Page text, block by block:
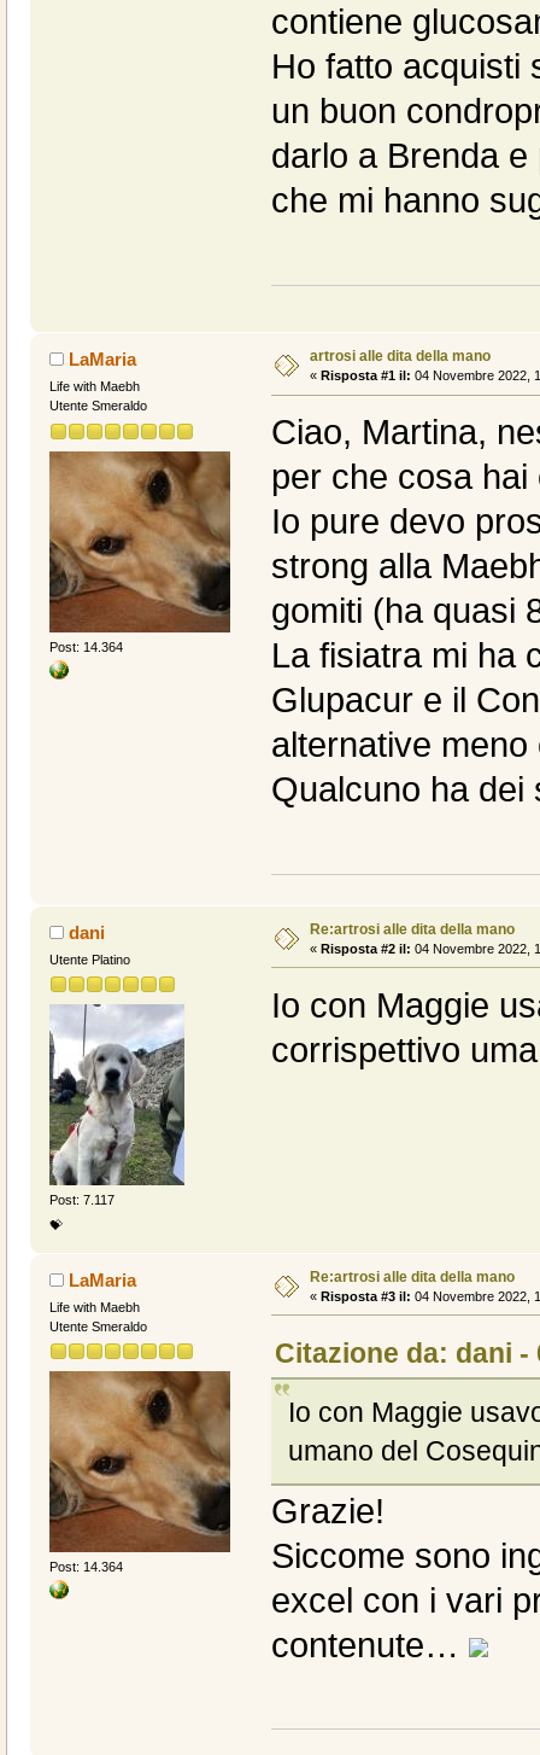
contiene
Ho fatto acquisti
un buon
darlo a Brenda
che mi hanno
LaMaria
Life with Maebh
Utente Smeraldo
Post: 14.364
artrosi alle dita della mano
« Risposta #1 il: 04 Novembre 2022,
Ciao, Martina,
per che cosa hai
Io pure devo
strong alla
gomiti (ha quasi
La fisiatra mi ha
Glupacur e il
alternative
Qualcuno ha dei
dani
Utente Platino
Post: 7.117
💝
Re:artrosi alle dita della mano
« Risposta #2 il: 04 Novembre 2022,
Io con Maggie
corrispettivo
LaMaria
Life with Maebh
Utente Smeraldo
Post: 14.364
Re:artrosi alle dita della mano
« Risposta #3 il: 04 Novembre 2022,
Citazione da: dani -
Io con Maggie
umano del
Grazie!
Siccome sono
excel con i vari
contenute…